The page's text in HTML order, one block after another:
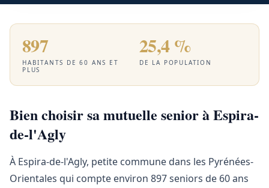
897
HABITANTS DE 60 ANS ET
PLUS
25,4 %
DE LA POPULATION
Bien choisir sa mutuelle senior à Espira-
de-l'Agly
À Espira-de-l'Agly, petite commune dans les Pyrénées-
Orientales qui compte environ 897 seniors de 60 ans